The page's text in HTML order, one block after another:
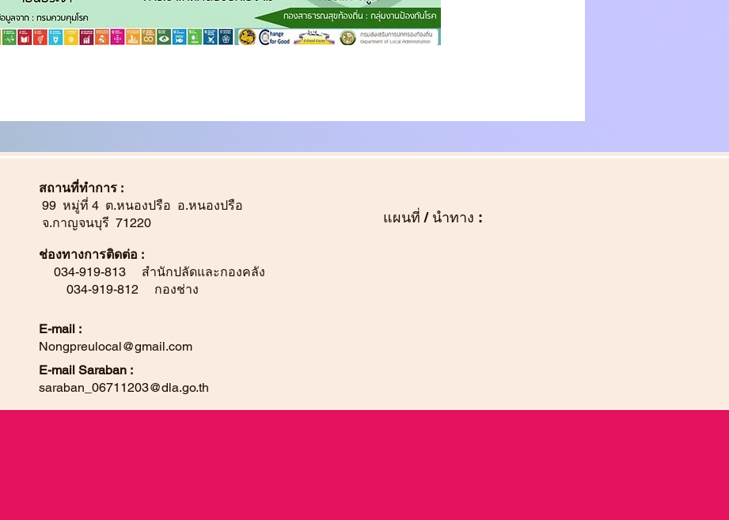
สถานที่ทำการ :
99 หมู่ที่ 4 ต.หนองปรือ อ.หนองปรือ
จ.กาญจนบุรี 71220
ช่องทางการติดต่อ :
034-919-813 สำนักปลัดและกองคลัง
034-919-812 กองช่าง
E-mail :
Nongpreulocal@gmail.com
E-mail Saraban :
saraban_06711203@dla.go.th
แผนที่ / นำทาง :